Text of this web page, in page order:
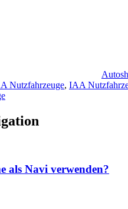
Nutzfahrzeuge, IAA
als Navi verwenden?